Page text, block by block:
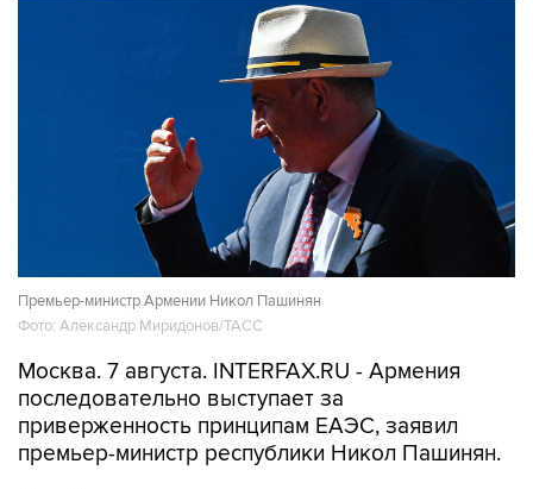
Премьер-министр Армении Никол Пашинян
Фото: Александр Миридонов/ТАСС
Москва. 7 августа. INTERFAX.RU - Армения
последовательно выступает за
приверженность принципам ЕАЭС, заявил
премьер-министр республики Никол Пашинян.